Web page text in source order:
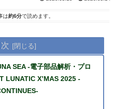
は約6分で読めます。
SEA -電子部品解析・プロ
LUNATIC X’MAS 2025 -